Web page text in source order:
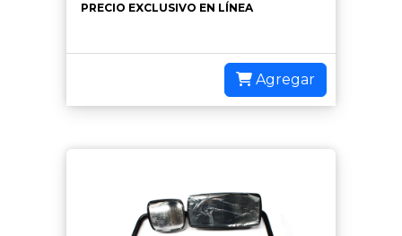
PRECIO EXCLUSIVO EN LÍNEA
Agregar